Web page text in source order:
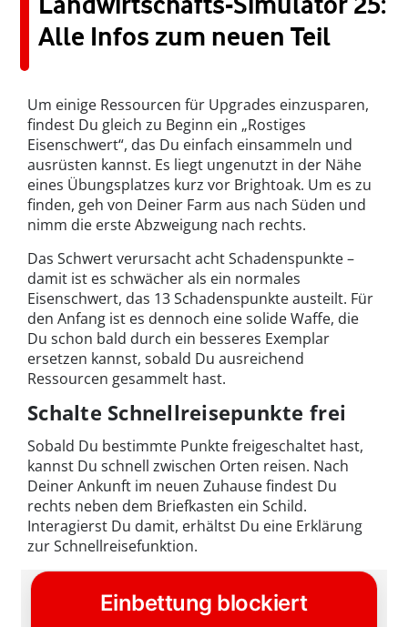
Alle Infos zum neuen Teil
Um einige Ressourcen für Upgrades einzusparen,
findest Du gleich zu Beginn ein „Rostiges
Eisenschwert“, das Du einfach einsammeln und
ausrüsten kannst. Es liegt ungenutzt in der Nähe
eines Übungsplatzes kurz vor Brightoak. Um es zu
finden, geh von Deiner Farm aus nach Süden und
nimm die erste Abzweigung nach rechts.
Das Schwert verursacht acht Schadenspunkte –
damit ist es schwächer als ein normales
Eisenschwert, das 13 Schadenspunkte austeilt. Für
den Anfang ist es dennoch eine solide Waffe, die
Du schon bald durch ein besseres Exemplar
ersetzen kannst, sobald Du ausreichend
Ressourcen gesammelt hast.
Schalte Schnellreisepunkte frei
Sobald Du bestimmte Punkte freigeschaltet hast,
kannst Du schnell zwischen Orten reisen. Nach
Deiner Ankunft im neuen Zuhause findest Du
rechts neben dem Briefkasten ein Schild.
Interagierst Du damit, erhältst Du eine Erklärung
zur Schnellreisefunktion.